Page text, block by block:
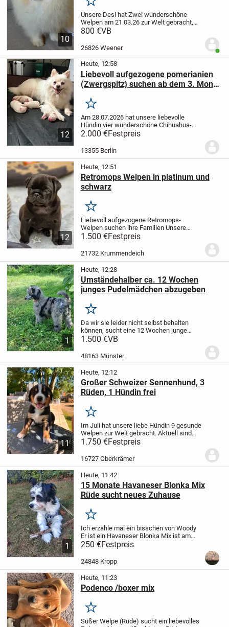
10
Merken
Unsere Desi hat Zwei wunderschöne
Welpen am 21.03.26 zur Welt gebracht,
die ein Liebevolles Zuhause suchen. Sind
Vater sind beide reinrassige Spitz
Pomeranian,...
800 €VB
26826 Weener
12
Heute, 12:58
Liebevoll aufgezogene pomerianien
(Zwergspitz} suchen ab dem 3. Monat
Merken
Am 28.07.2026 hat unsere liebevolle
Hündin vier wunderschöne Chihuahua-
Welpen zur Welt gebracht.
wachsen mitten in unserer Familie mit viel
Liebe, Fürsorge und Alltagsgeräuschen
auf. Sie...
2.000 €Festpreis
13355 Berlin
12
Heute, 12:51
Retromops Welpen in platinum und
schwarz
Merken
Liebevoll aufgezogene Retromops-
Welpen suchen ihre FamilienUnsere
kleinen Retromöpse suchen noch ihr
passendes Zuhause. ❤️
wachsen bei uns mitten im Haus und im
1.500 €Festpreis
21732 Krummendeich
1
Heute, 12:28
Umständehalber ca. 12 Wochen
junges Pudelmädchen abzugeben
Merken
Da wir sie leider nicht selbst behalten
können, sucht eine 12 Wochen junge
PudelHündin ein neues Zuhause.
ca. 50cm erreichen.
1.500 €VB
48163 Münster
11
Heute, 12:12
Großer Schweizer Sennenhund, 3
Rüden, 1 Hündin frei
Merken
Im Juli hat unsere liebe Hündin 9 gesunde
Welpen zur Welt gebracht. Aktuell sind
noch 3 Rüden und 1 Hündin zu haben. Sie
wachsen bei uns im Haus und Hof auf.
Beide Elterntiere vor Ort.
1.750 €Festpreis
16727 Oberkrämer
1
Heute, 11:42
15 Monate Havaneser Blonka Mix
Rüde sucht neues Zuhause
Merken
Ich erzähle mal ein bisschen von Woody
Er ist ein Havaneser Blonka Mix ist am
30.04.25 geboren und hat eine
Schulterhöhe von 33 cm
kastriert (hat aber hat seit dem 29.05.26
250 €Festpreis
24848 Kropp
Heute, 11:23
Podenco /boxer mix
Merken
Süßer Welpe (Rüde) sucht ein liebevolles